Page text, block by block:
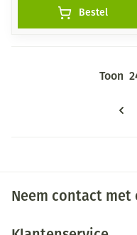
Bestel
Toon
Neem contact met